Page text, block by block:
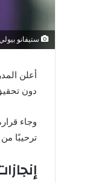
ستيفانو
أعلن
دون
وجاء
ترحيبًا
إنجازات